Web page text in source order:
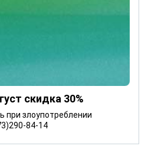
скидка 30%
при злоупотреблении
84-14